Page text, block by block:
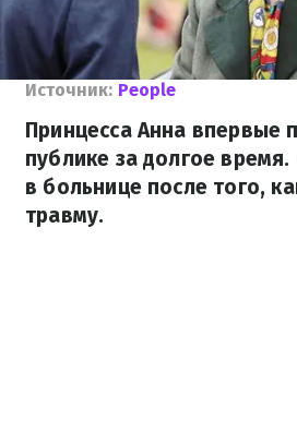
Источник: People
Принцесса Анна впервые
публике за долгое
в больнице после того,
травму.